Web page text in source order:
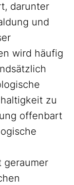
darunter
und
wird häufig
zu
offenbart
geraumer